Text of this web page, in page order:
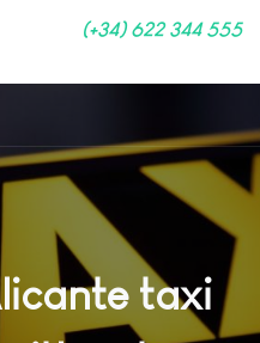
(+34) 622 344 555
taxi